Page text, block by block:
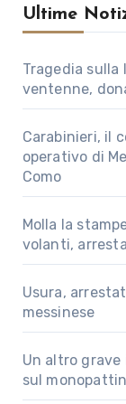
Ultime
Tragedia sulla
ventenne,
Carabinieri, il
operativo di
Como
Molla la
volanti,
Usura,
messinese
Un altro
sul